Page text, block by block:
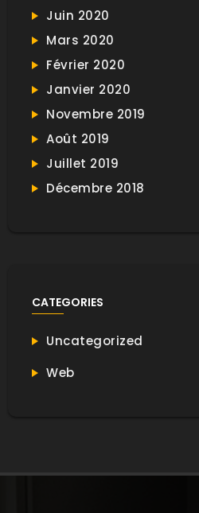
Juin 2020
Mars 2020
Février 2020
Janvier 2020
Novembre 2019
Août 2019
Juillet 2019
Décembre 2018
CATEGORIES
Uncategorized
Web